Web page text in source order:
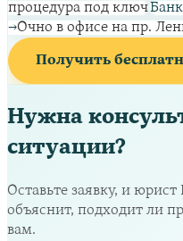
процедура под ключ
→Очно в офисе на пр.
Получить
Нужна
ситуации?
Оставьте заявку, и
объяснит, подходит ли
вам.